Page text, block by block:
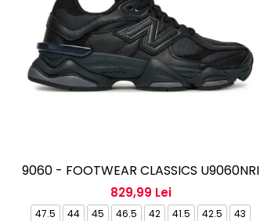
9060 - FOOTWEAR CLASSICS U9060NRI
829,99 Lei
47.5 44 45 46.5 42 41.5 42.5
43